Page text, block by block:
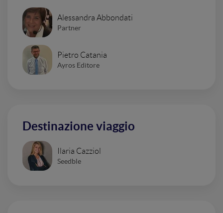
Alessandra Abbondati
Partner
Pietro Catania
Ayros Editore
Destinazione viaggio
Ilaria Cazziol
Seedble